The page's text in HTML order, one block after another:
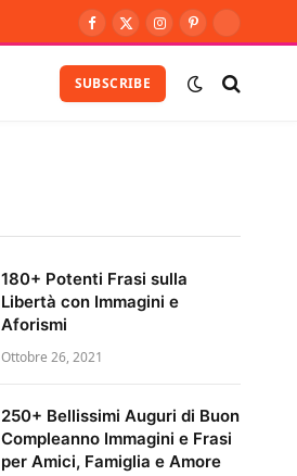
Facebook
X
Instagram
Pinterest
Vimeo
SUBSCRIBE
180+ Potenti Frasi sulla
Libertà con Immagini e
Aforismi
Ottobre 26, 2021
250+ Bellissimi Auguri di Buon
Compleanno Immagini e Frasi
per Amici, Famiglia e Amore